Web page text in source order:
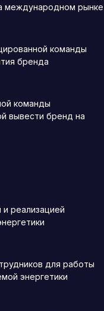
международном рынке
команды
бренда
команды
вывести бренд на
реализацией
для работы
энергетики